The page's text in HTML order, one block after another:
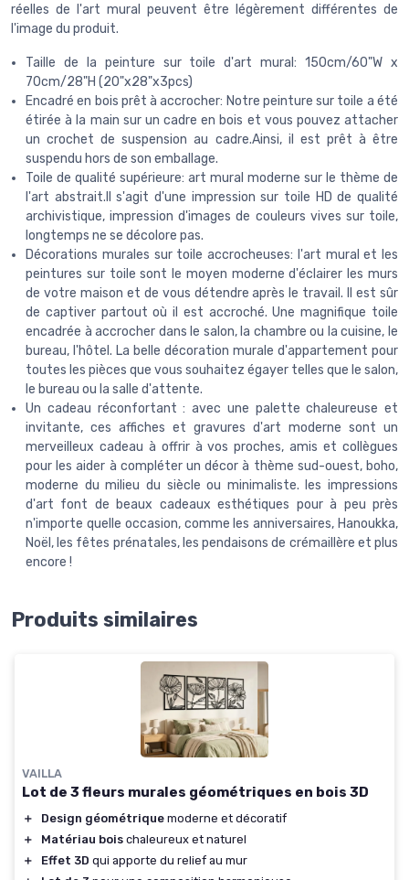
réelles de l'art mural peuvent être légèrement différentes de
l'image du produit.
Taille de la peinture sur toile d'art mural: 150cm/60"W x
70cm/28"H (20"x28"x3pcs)
Encadré en bois prêt à accrocher: Notre peinture sur toile a été
étirée à la main sur un cadre en bois et vous pouvez attacher
un crochet de suspension au cadre.Ainsi, il est prêt à être
suspendu hors de son emballage.
Toile de qualité supérieure: art mural moderne sur le thème de
l'art abstrait.Il s'agit d'une impression sur toile HD de qualité
archivistique, impression d'images de couleurs vives sur toile,
longtemps ne se décolore pas.
Décorations murales sur toile accrocheuses: l'art mural et les
peintures sur toile sont le moyen moderne d'éclairer les murs
de votre maison et de vous détendre après le travail. Il est sûr
de captiver partout où il est accroché. Une magnifique toile
encadrée à accrocher dans le salon, la chambre ou la cuisine, le
bureau, l'hôtel. La belle décoration murale d'appartement pour
toutes les pièces que vous souhaitez égayer telles que le salon,
le bureau ou la salle d'attente.
Un cadeau réconfortant : avec une palette chaleureuse et
invitante, ces affiches et gravures d'art moderne sont un
merveilleux cadeau à offrir à vos proches, amis et collègues
pour les aider à compléter un décor à thème sud-ouest, boho,
moderne du milieu du siècle ou minimaliste. les impressions
d'art font de beaux cadeaux esthétiques pour à peu près
n'importe quelle occasion, comme les anniversaires, Hanoukka,
Noël, les fêtes prénatales, les pendaisons de crémaillère et plus
encore !
Produits similaires
VAILLA
Lot de 3 fleurs murales géométriques en bois 3D
＋ Design géométrique moderne et décoratif
＋
Matériau bois chaleureux et naturel
＋
Effet 3D qui apporte du relief au mur